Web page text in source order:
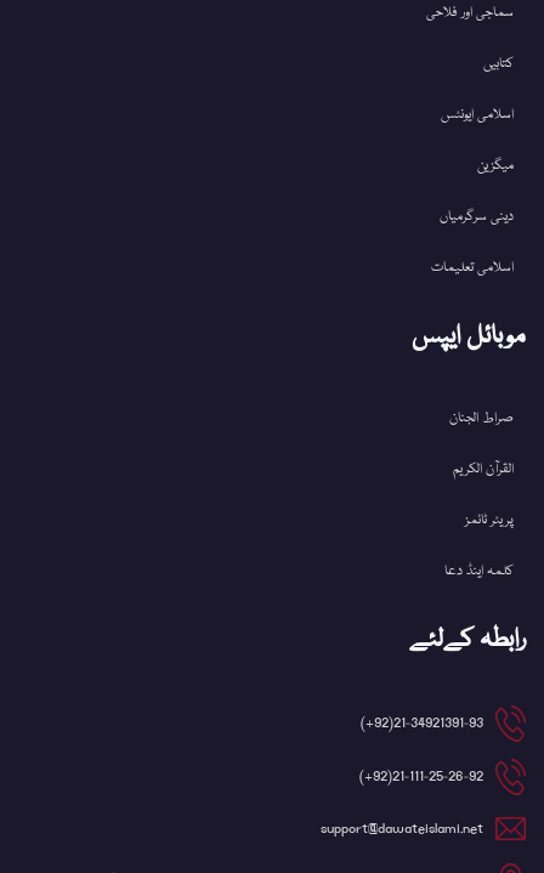
سماجی اور فلاحی
کتابیں
اسلامی ایونٹس
میگزین
دینی سرگرمیاں
اسلامی تعلیمات
موبائل ایپس
صراط الجنان
القرآن الکریم
پریئر ٹائمز
کلمہ اینڈ دعا
رابطہ کےلئے
21-34921391-93(92+)
21-111-25-26-92(92+)
support@dawateislami.net